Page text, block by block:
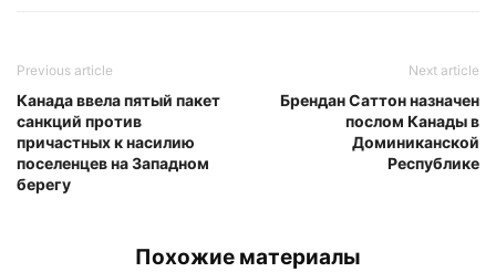
Previous article
Канада ввела пятый пакет
санкций против
причастных к насилию
поселенцев на Западном
берегу
Next article
Брендан Саттон назначен
послом Канады в
Доминиканской
Республике
Похожие материалы